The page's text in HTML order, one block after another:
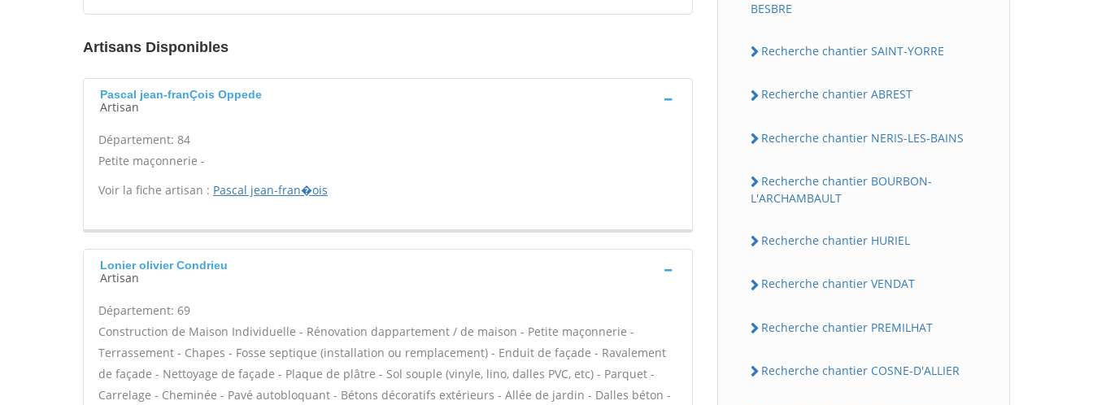
Artisans Disponibles
Pascal jean-franÇois Oppede
Artisan
Département: 84
Petite maçonnerie -
Voir la fiche artisan : Pascal jean-fran�ois
Lonier olivier Condrieu
Artisan
Département: 69
Construction de Maison Individuelle - Rénovation dappartement / de maison - Petite maçonnerie -
Terrassement - Chapes - Fosse septique (installation ou remplacement) - Enduit de façade - Ravalement
de façade - Nettoyage de façade - Plaque de plâtre - Sol souple (vinyle, lino, dalles PVC, etc) - Parquet -
Carrelage - Cheminée - Pavé autobloquant - Bétons décoratifs extérieurs - Allée de jardin - Dalles béton -
BESBRE
Recherche chantier SAINT-YORRE
Recherche chantier ABREST
Recherche chantier NERIS-LES-BAINS
Recherche chantier BOURBON-
L'ARCHAMBAULT
Recherche chantier HURIEL
Recherche chantier VENDAT
Recherche chantier PREMILHAT
Recherche chantier COSNE-D'ALLIER